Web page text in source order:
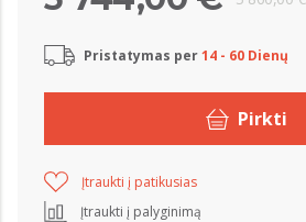
Pristatymas per14 - 60 Dienų
Pirkti
Įtraukti į patikusias
Įtraukti į palyginimą